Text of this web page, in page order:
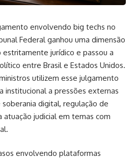
envolvendo big techs no
Federal ganhou uma dimensão
jurídico e passou a
entre Brasil e Estados Unidos.
utilizem esse julgamento
institucional a pressões externas
digital, regulação de
judicial em temas com
envolvendo plataformas